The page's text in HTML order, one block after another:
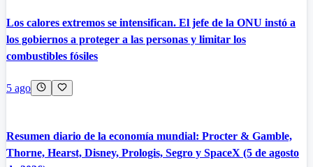
Los calores extremos se intensifican. El jefe de la ONU instó a
los gobiernos a proteger a las personas y limitar los
combustibles fósiles
5 ago
Resumen diario de la economía mundial: Procter & Gamble,
Thorne, Hearst, Disney, Prologis, Segro y SpaceX (5 de agosto